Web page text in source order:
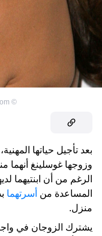
©
وزوجها غوسلينغ أنهما
الرغم من أن ابنتيهما
المساعدة من أسرتهما
منزل.
يشترك الزوجان في